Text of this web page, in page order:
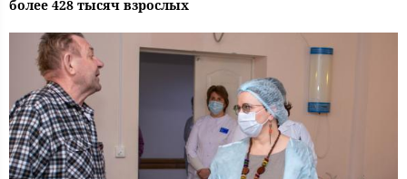
более 428 тысяч взрослых